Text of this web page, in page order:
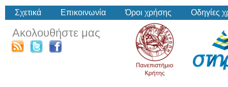
Σχετικά Επικοινωνία Όροι χρήσης Οδηγίες
Ακολουθήστε μας